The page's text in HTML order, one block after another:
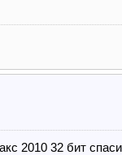
2010 32 бит